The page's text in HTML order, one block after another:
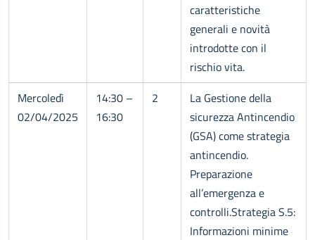
caratteristiche
generali e novità
introdotte con il
rischio vita.
Mercoledì
02/04/2025
14:30 –
16:30
2
La Gestione della
sicurezza Antincendio
(GSA) come strategia
antincendio.
Preparazione
all’emergenza e
controlli.Strategia S.5:
Informazioni minime